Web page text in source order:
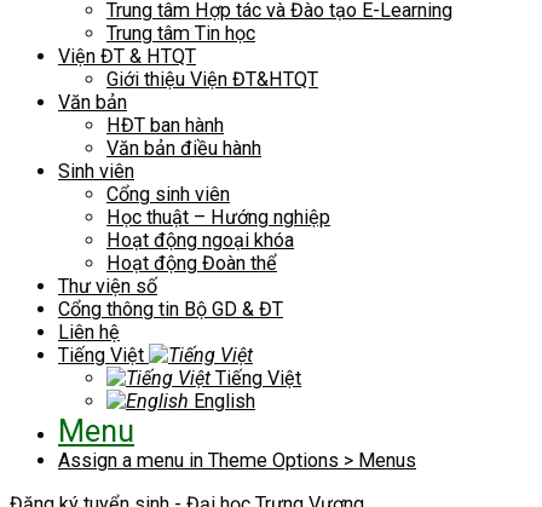
Trung tâm Hợp tác và Đào tạo E-Learning
Trung tâm Tin học
Viện ĐT & HTQT
Giới thiệu Viện ĐT&HTQT
Văn bản
HĐT ban hành
Văn bản điều hành
Sinh viên
Cổng sinh viên
Học thuật – Hướng nghiệp
Hoạt động ngoại khóa
Hoạt động Đoàn thể
Thư viện số
Cổng thông tin Bộ GD & ĐT
Liên hệ
Tiếng Việt
Tiếng Việt
English
Menu
Assign a menu in Theme Options > Menus